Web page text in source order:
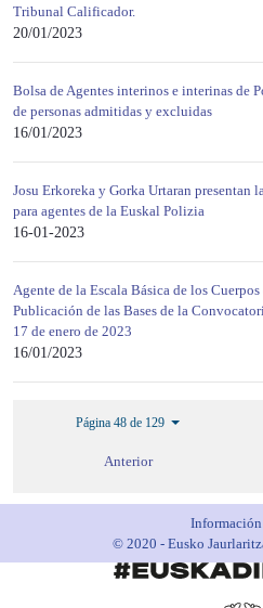
Tribunal Calificador.
20/01/2023
Bolsa de Agentes interinos e interinas de
de personas admitidas y excluidas
16/01/2023
Josu Erkoreka y Gorka Urtaran presentan
para agentes de la Euskal Polizia
16-01-2023
Agente de la Escala Básica de los
Publicación de las Bases de la
17 de enero de 2023
16/01/2023
Página 48 de 129
Anterior
© 2020 - Eusko